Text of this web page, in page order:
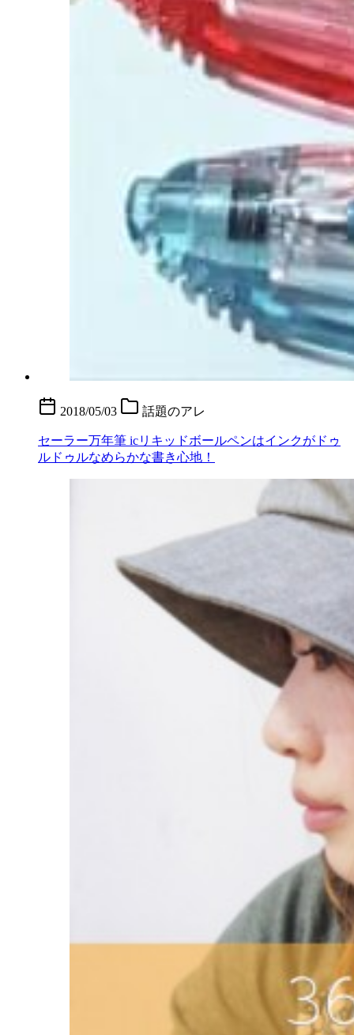
2018/05/03 話題のアレ
セーラー万年筆 icリキッドボールペンはインクがドゥ
ルドゥルなめらかな書き心地！